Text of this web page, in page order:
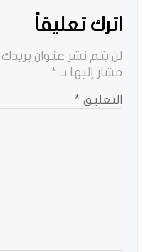
اترك تعليقاً
لن يتم نشر عنوان بريدك
مشار إليها بـ *
التعليق *